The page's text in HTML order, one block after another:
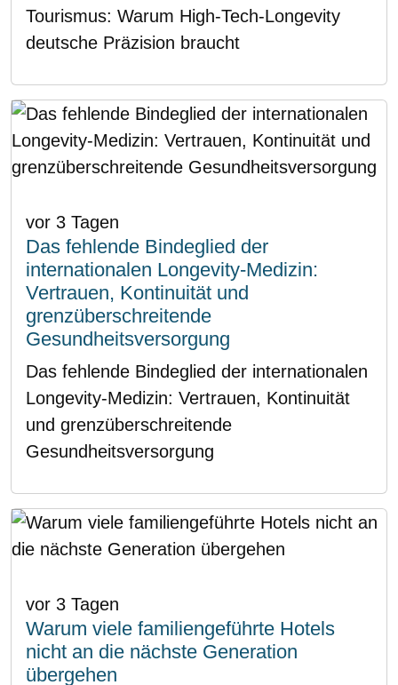
Tourismus: Warum High-Tech-Longevity
deutsche Präzision braucht
vor 3 Tagen
Das fehlende Bindeglied der
internationalen Longevity-Medizin:
Vertrauen, Kontinuität und
grenzüberschreitende
Gesundheitsversorgung
Das fehlende Bindeglied der internationalen
Longevity-Medizin: Vertrauen, Kontinuität
und grenzüberschreitende
Gesundheitsversorgung
vor 3 Tagen
Warum viele familiengeführte Hotels
nicht an die nächste Generation
übergehen